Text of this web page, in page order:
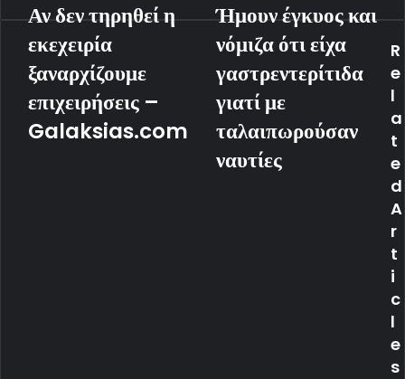
Αν δεν τηρηθεί η
εκεχειρία
ξαναρχίζουμε
επιχειρήσεις –
Galaksias.com
Ήμουν έγκυος και
νόμιζα ότι είχα
γαστρεντερίτιδα
γιατί με
ταλαιπωρούσαν
ναυτίες
R
e
l
a
t
e
d
A
r
t
i
c
l
e
s